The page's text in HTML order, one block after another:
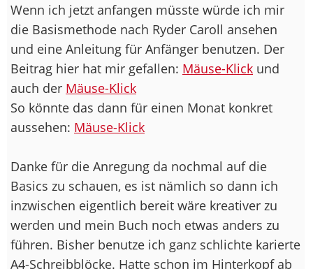
Wenn ich jetzt anfangen müsste würde ich mir
die Basismethode nach Ryder Caroll ansehen
und eine Anleitung für Anfänger benutzen. Der
Beitrag hier hat mir gefallen: Mäuse-Klick und
auch der Mäuse-Klick
So könnte das dann für einen Monat konkret
aussehen: Mäuse-Klick
Danke für die Anregung da nochmal auf die
Basics zu schauen, es ist nämlich so dann ich
inzwischen eigentlich bereit wäre kreativer zu
werden und mein Buch noch etwas anders zu
führen. Bisher benutze ich ganz schlichte karierte
A4-Schreibblöcke. Hatte schon im Hinterkopf ab